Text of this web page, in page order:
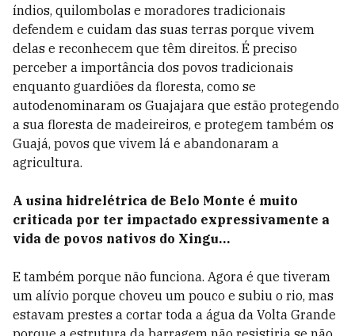
índios, quilombolas e moradores tradicionais
defendem e cuidam das suas terras porque vivem
delas e reconhecem que têm direitos. É preciso
perceber a importância dos povos tradicionais
enquanto guardiões da floresta, como se
autodenominaram os Guajajara que estão protegendo
a sua floresta de madeireiros, e protegem também os
Guajá, povos que vivem lá e abandonaram a
agricultura.
A usina hidrelétrica de Belo Monte é muito
criticada por ter impactado expressivamente a
vida de povos nativos do Xingu…
E também porque não funciona. Agora é que tiveram
um alívio porque choveu um pouco e subiu o rio, mas
estavam prestes a cortar toda a água da Volta Grande